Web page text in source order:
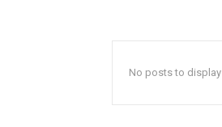
No posts to display